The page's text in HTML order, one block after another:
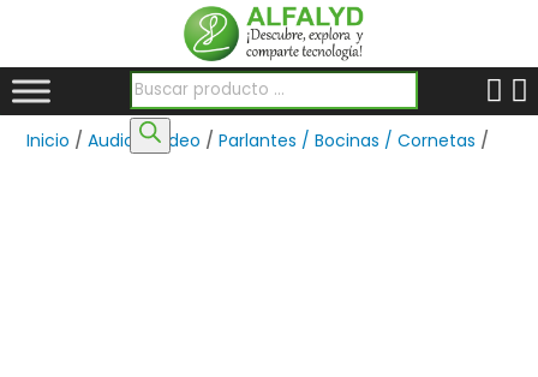
Búsqueda de productos
Inicio /Audio y Video /Parlantes / Bocinas / Cornetas /